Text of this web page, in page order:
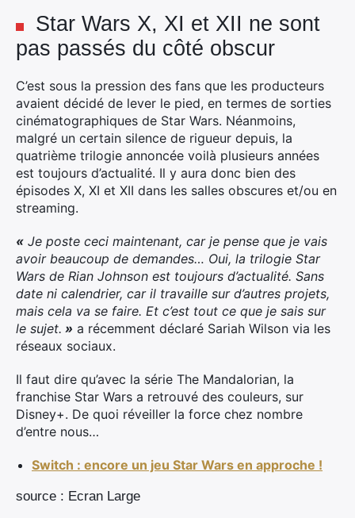
Star Wars X, XI et XII ne sont
pas passés du côté obscur
C’est sous la pression des fans que les producteurs
avaient décidé de lever le pied, en termes de sorties
cinématographiques de Star Wars. Néanmoins,
malgré un certain silence de rigueur depuis, la
quatrième trilogie annoncée voilà plusieurs années
est toujours d’actualité. Il y aura donc bien des
épisodes X, XI et XII dans les salles obscures et/ou en
streaming.
« Je poste ceci maintenant, car je pense que je vais
avoir beaucoup de demandes… Oui, la trilogie Star
Wars de Rian Johnson est toujours d’actualité. Sans
date ni calendrier, car il travaille sur d’autres projets,
mais cela va se faire. Et c’est tout ce que je sais sur
le sujet. » a récemment déclaré Sariah Wilson via les
réseaux sociaux.
Il faut dire qu’avec la série The Mandalorian, la
franchise Star Wars a retrouvé des couleurs, sur
Disney+. De quoi réveiller la force chez nombre
d’entre nous…
Switch : encore un jeu Star Wars en approche !
source : Ecran Large